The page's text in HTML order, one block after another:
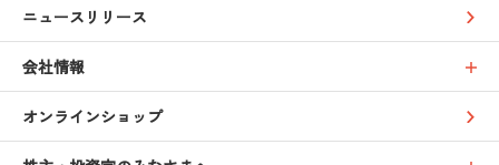
ニュースリリース
会社情報
オンラインショップ